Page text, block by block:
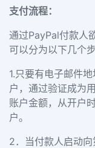
支付流程：
通过PayPal付款人
可以分为以下几个步
1.只要有电子邮件
户，通过验证成为
账户金额，从开户
户。
2．当付款人启动